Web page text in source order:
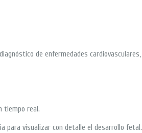
de enfermedades cardiovasculares,
tiempo real.
para visualizar con detalle el desarrollo fetal.